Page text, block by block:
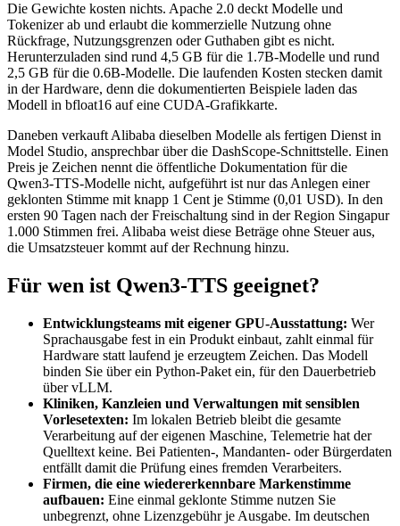
Die Gewichte kosten nichts. Apache 2.0 deckt Modelle und
Tokenizer ab und erlaubt die kommerzielle Nutzung ohne
Rückfrage, Nutzungsgrenzen oder Guthaben gibt es nicht.
Herunterzuladen sind rund 4,5 GB für die 1.7B-Modelle und rund
2,5 GB für die 0.6B-Modelle. Die laufenden Kosten stecken damit
in der Hardware, denn die dokumentierten Beispiele laden das
Modell in bfloat16 auf eine CUDA-Grafikkarte.
Daneben verkauft Alibaba dieselben Modelle als fertigen Dienst in
Model Studio, ansprechbar über die DashScope-Schnittstelle. Einen
Preis je Zeichen nennt die öffentliche Dokumentation für die
Qwen3-TTS-Modelle nicht, aufgeführt ist nur das Anlegen einer
geklonten Stimme mit knapp 1 Cent je Stimme (0,01 USD). In den
ersten 90 Tagen nach der Freischaltung sind in der Region Singapur
1.000 Stimmen frei. Alibaba weist diese Beträge ohne Steuer aus,
die Umsatzsteuer kommt auf der Rechnung hinzu.
Für wen ist Qwen3-TTS geeignet?
Entwicklungsteams mit eigener GPU-Ausstattung: Wer
Sprachausgabe fest in ein Produkt einbaut, zahlt einmal für
Hardware statt laufend je erzeugtem Zeichen. Das Modell
binden Sie über ein Python-Paket ein, für den Dauerbetrieb
über vLLM.
Kliniken, Kanzleien und Verwaltungen mit sensiblen
Vorlesetexten: Im lokalen Betrieb bleibt die gesamte
Verarbeitung auf der eigenen Maschine, Telemetrie hat der
Quelltext keine. Bei Patienten-, Mandanten- oder Bürgerdaten
entfällt damit die Prüfung eines fremden Verarbeiters.
Firmen, die eine wiedererkennbare Markenstimme
aufbauen: Eine einmal geklonte Stimme nutzen Sie
unbegrenzt, ohne Lizenzgebühr je Ausgabe. Im deutschen